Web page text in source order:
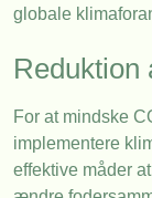
globale
Reduktion
For at mindske
implementere
effektive måder